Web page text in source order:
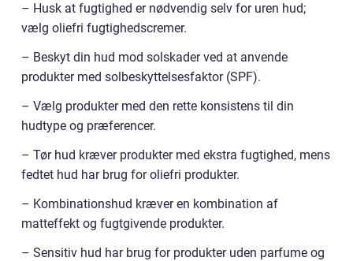
– Husk at fugtighed er nødvendig selv for uren hud;
vælg oliefri fugtighedscremer.
– Beskyt din hud mod solskader ved at anvende
produkter med solbeskyttelsesfaktor (SPF).
– Vælg produkter med den rette konsistens til din
hudtype og præferencer.
– Tør hud kræver produkter med ekstra fugtighed, mens
fedtet hud har brug for oliefri produkter.
– Kombinationshud kræver en kombination af
matteffekt og fugtgivende produkter.
– Sensitiv hud har brug for produkter uden parfume og